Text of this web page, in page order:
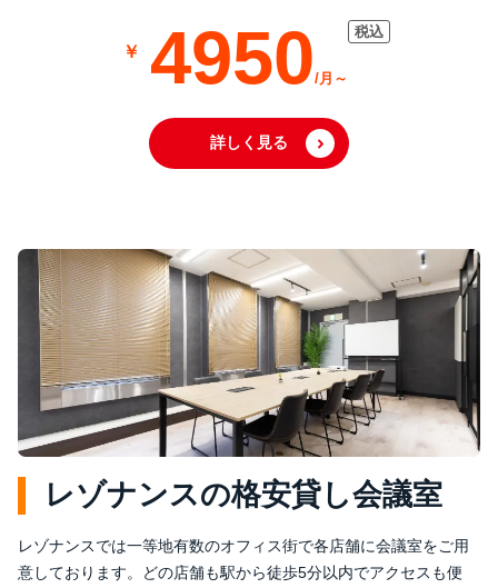
4950
詳しく見る
レゾナンスの格安貸し会議室
レゾナンスでは一等地有数のオフィス街で各店舗に会議室をご用
意しております。どの店舗も駅から徒歩5分以内でアクセスも便